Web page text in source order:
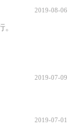
2019-08-06
2019-07-09
2019-07-01